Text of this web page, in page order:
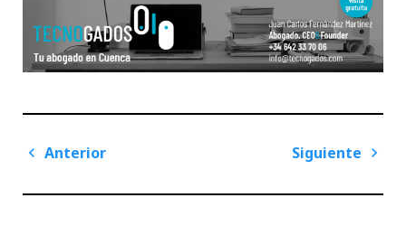
Navegación
entradas
Anterior
Siguiente